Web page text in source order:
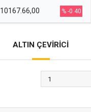
10167.66,00 % -0.40
ALTIN ÇEVİRİCİ